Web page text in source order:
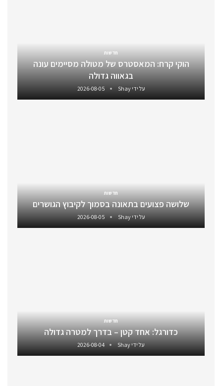
חדשות
הוקי קרח: המאסטרס של מטולה מסיימים עונה
בגאווה גדולה
על ידיShay
2026-08-05
חדשות
שלושה פצועים בתאונה בסמוך לקיבוץ הגושרים
על ידיShay
2026-08-05
חדשות
כדורגל: אחד קטן – בדרך למטרה גדולה
על ידיShay
2026-08-04